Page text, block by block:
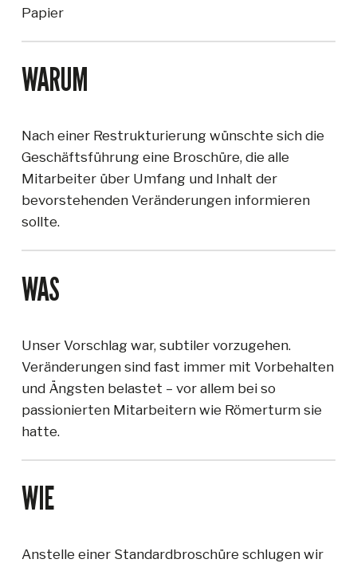
Papier
WARUM
Nach einer Restrukturierung wünschte sich die
Geschäftsführung eine Broschüre, die alle
Mitarbeiter über Umfang und Inhalt der
bevorstehenden Veränderungen informieren
sollte.
WAS
Unser Vorschlag war, subtiler vorzugehen.
Veränderungen sind fast immer mit Vorbehalten
und Ängsten belastet – vor allem bei so
passionierten Mitarbeitern wie Römerturm sie
hatte.
WIE
Anstelle einer Standardbroschüre schlugen wir